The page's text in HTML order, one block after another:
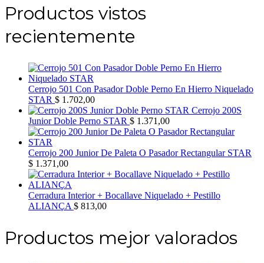
Productos vistos
recientemente
Cerrojo 501 Con Pasador Doble Perno En Hierro Niquelado
STAR $ 1.702,00
Cerrojo 200S
Junior Doble Perno STAR $ 1.371,00
Cerrojo 200 Junior De Paleta O Pasador Rectangular STAR
$ 1.371,00
Cerradura Interior + Bocallave Niquelado + Pestillo
ALIANÇA $ 813,00
Productos mejor valorados